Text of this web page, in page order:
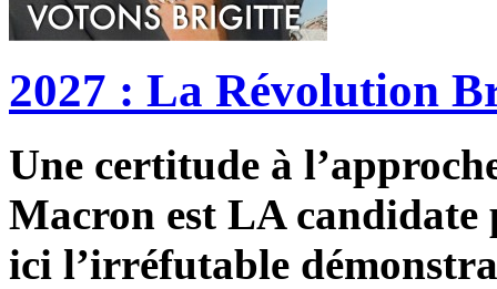
2027 : La Révolution
Une certitude à
Macron est LA candidate
ici l’irréfutable